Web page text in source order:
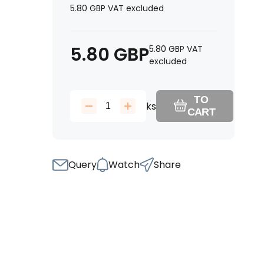
5.80 GBP VAT excluded
5.80 GBP5.80 GBP VAT
excluded
ks
TO
CART
Query Watch Share